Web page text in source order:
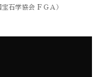
石学協会 ＦＧＡ）